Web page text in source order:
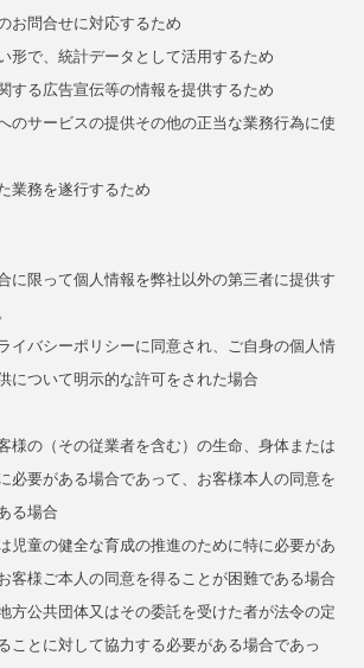
お問合せに対応するため
形で、統計データとして活用するため
する広告宣伝等の情報を提供するため
のサービスの提供その他の正当な業務行為に使
業務を遂行するため
に限って個人情報を弊社以外の第三者に提供す
イバシーポリシーに同意され、ご自身の個人情
について明示的な許可をされた場合
様の（その従業者を含む）の生命、身体または
必要がある場合であって、お客様本人の同意を
る場合
児童の健全な育成の推進のために特に必要があ
客様ご本人の同意を得ることが困難である場合
方公共団体又はその委託を受けた者が法令の定
ことに対して協力する必要がある場合であっ